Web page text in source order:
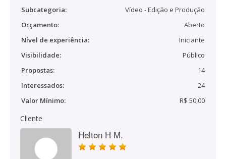
Subcategoria:
Vídeo - Edição e Produção
Orçamento:
Aberto
Nível de experiência:
Iniciante
Visibilidade:
Público
Propostas:
14
Interessados:
24
Valor Mínimo:
R$ 50,00
Cliente
Helton H M.